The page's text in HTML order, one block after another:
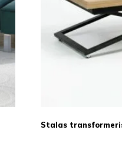
Stalas